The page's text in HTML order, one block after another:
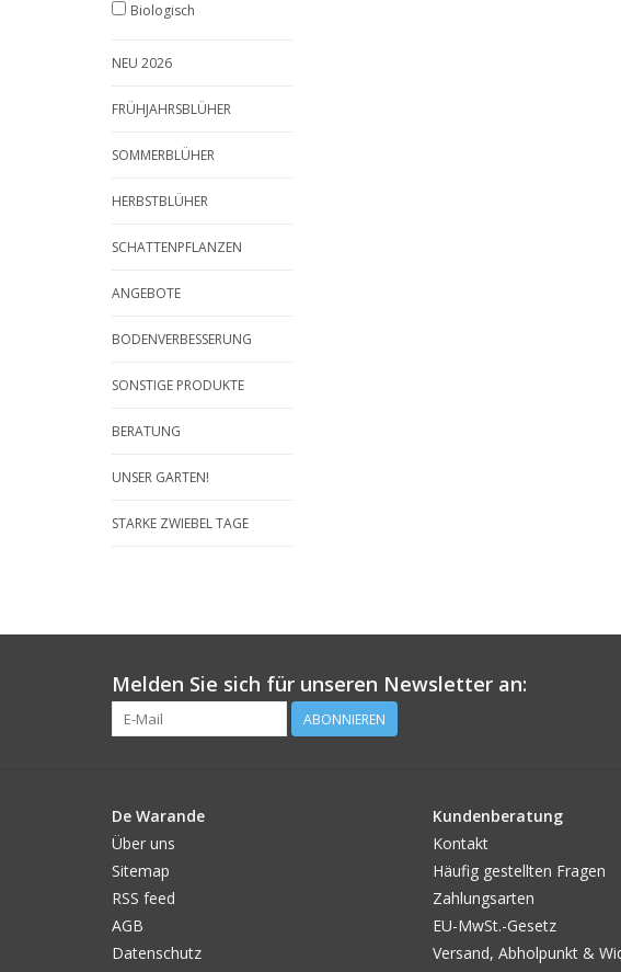
Biologisch
NEU 2026
FRÜHJAHRSBLÜHER
SOMMERBLÜHER
HERBSTBLÜHER
SCHATTENPFLANZEN
ANGEBOTE
BODENVERBESSERUNG
SONSTIGE PRODUKTE
BERATUNG
UNSER GARTEN!
STARKE ZWIEBEL TAGE
Melden Sie sich für unseren Newsletter an:
ABONNIEREN
De Warande
Über uns
Sitemap
RSS feed
AGB
Datenschutz
Kundenberatung
Kontakt
Häufig gestellten Fragen
Zahlungsarten
EU-MwSt.-Gesetz
Versand, Abholpunkt &